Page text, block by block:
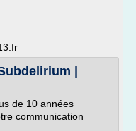
|
de 10 années
communication